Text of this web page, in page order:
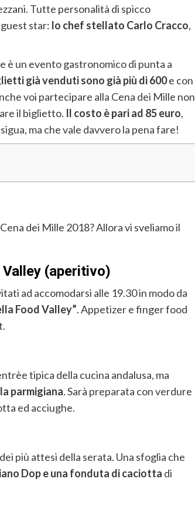
Tutte personalità di spicco
star: lo chef stellato Carlo Cracco,
è un evento gastronomico di punta a
già venduti sono già più di 600e con
voi partecipare alla Cena dei Mille non
il biglietto. Il costo è pari ad 85 euro,
ma che vale davvero la pena fare!
dei Mille 2018? Allora vi sveliamo il
(aperitivo)
ad accomodarsi alle 19.30 in modo da
Food Valley”. Appetizer e finger food
tipica della cucina andalusa, ma
parmigiana. Sarà preparata con verdure
ed acciughe.
più attesi della serata. Una sfoglia che
Dop e una fonduta di caciotta di